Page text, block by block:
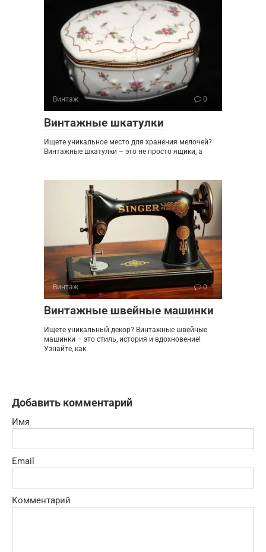
Винтаж 0
Винтажные шкатулки
Ищете уникальное место для хранения мелочей?
Винтажные шкатулки – это не просто ящики, а
Винтаж 0
Винтажные швейные машинки
Ищете уникальный декор? Винтажные швейные
машинки – это стиль, история и вдохновение!
Узнайте, как
Добавить комментарий
Имя
Email
Комментарий